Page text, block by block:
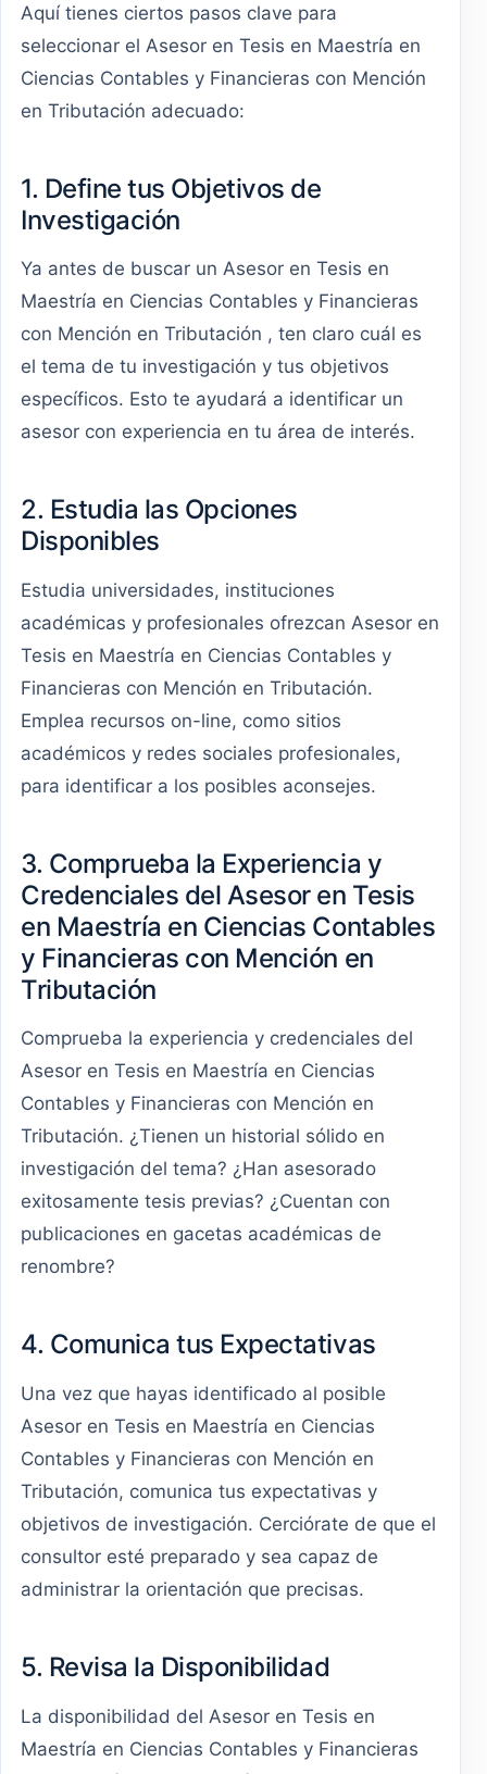
Aquí tienes ciertos pasos clave para
seleccionar el Asesor en Tesis en Maestría en
Ciencias Contables y Financieras con Mención
en Tributación adecuado:
1. Define tus Objetivos de
Investigación
Ya antes de buscar un Asesor en Tesis en
Maestría en Ciencias Contables y Financieras
con Mención en Tributación , ten claro cuál es
el tema de tu investigación y tus objetivos
específicos. Esto te ayudará a identificar un
asesor con experiencia en tu área de interés.
2. Estudia las Opciones
Disponibles
Estudia universidades, instituciones
académicas y profesionales ofrezcan Asesor en
Tesis en Maestría en Ciencias Contables y
Financieras con Mención en Tributación.
Emplea recursos on-line, como sitios
académicos y redes sociales profesionales,
para identificar a los posibles aconsejes.
3. Comprueba la Experiencia y
Credenciales del Asesor en Tesis
en Maestría en Ciencias Contables
y Financieras con Mención en
Tributación
Comprueba la experiencia y credenciales del
Asesor en Tesis en Maestría en Ciencias
Contables y Financieras con Mención en
Tributación. ¿Tienen un historial sólido en
investigación del tema? ¿Han asesorado
exitosamente tesis previas? ¿Cuentan con
publicaciones en gacetas académicas de
renombre?
4. Comunica tus Expectativas
Una vez que hayas identificado al posible
Asesor en Tesis en Maestría en Ciencias
Contables y Financieras con Mención en
Tributación, comunica tus expectativas y
objetivos de investigación. Cerciórate de que el
consultor esté preparado y sea capaz de
administrar la orientación que precisas.
5. Revisa la Disponibilidad
La disponibilidad del Asesor en Tesis en
Maestría en Ciencias Contables y Financieras